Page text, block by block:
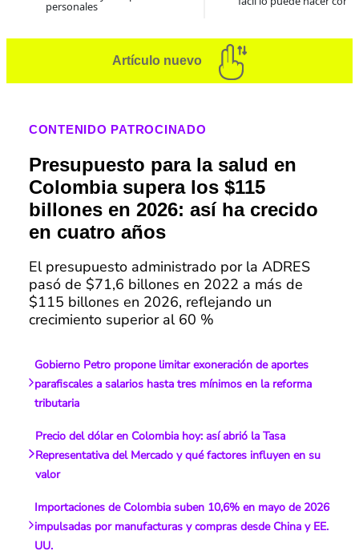
personales
Artículo nuevo
CONTENIDO PATROCINADO
Presupuesto para la salud en
Colombia supera los $115
billones en 2026: así ha crecido
en cuatro años
El presupuesto administrado por la ADRES
pasó de $71,6 billones en 2022 a más de
$115 billones en 2026, reflejando un
crecimiento superior al 60 %
Gobierno Petro propone limitar exoneración de aportes
parafiscales a salarios hasta tres mínimos en la reforma
tributaria
Precio del dólar en Colombia hoy: así abrió la Tasa
Representativa del Mercado y qué factores influyen en su
valor
Importaciones de Colombia suben 10,6% en mayo de 2026
impulsadas por manufacturas y compras desde China y EE.
UU.